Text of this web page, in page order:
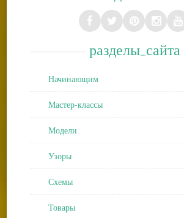
разделы_сайта
Начинающим
Мастер-классы
Модели
Узоры
Схемы
Товары